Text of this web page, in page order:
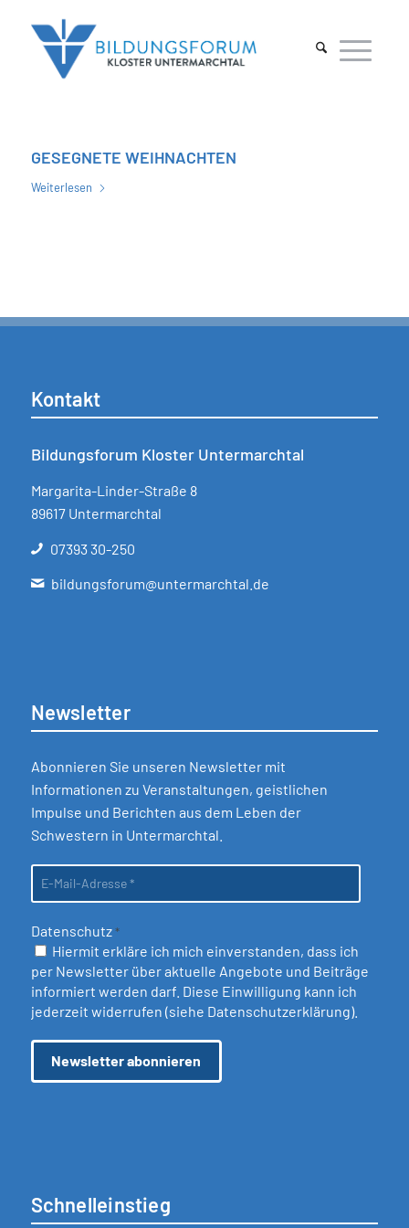
GESEGNETE WEIHNACHTEN
Weiterlesen
Kontakt
Bildungsforum Kloster Untermarchtal
Margarita-Linder-Straße 8
89617 Untermarchtal
07393 30-250
bildungsforum@untermarchtal.de
Newsletter
Abonnieren Sie unseren Newsletter mit
Informationen zu Veranstaltungen, geistlichen
Impulse und Berichten aus dem Leben der
Schwestern in Untermarchtal.
Datenschutz*
Hiermit erkläre ich mich einverstanden, dass ich
per Newsletter über aktuelle Angebote und Beiträge
informiert werden darf. Diese Einwilligung kann ich
jederzeit widerrufen (siehe Datenschutzerklärung).
Schnelleinstieg